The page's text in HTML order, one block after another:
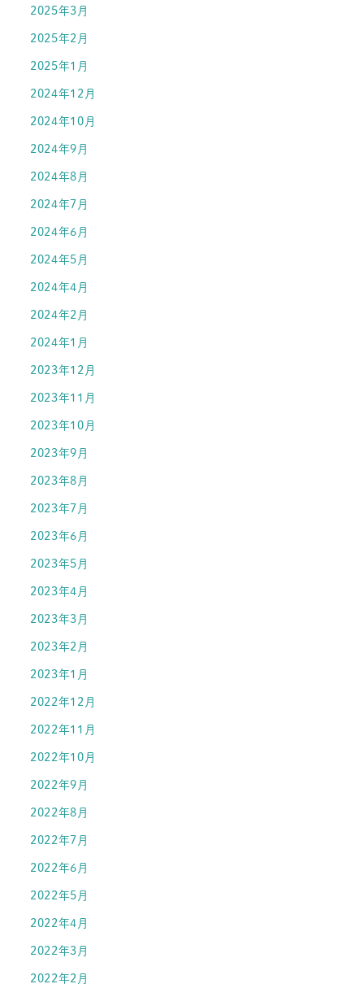
2025年3月
2025年2月
2025年1月
2024年12月
2024年10月
2024年9月
2024年8月
2024年7月
2024年6月
2024年5月
2024年4月
2024年2月
2024年1月
2023年12月
2023年11月
2023年10月
2023年9月
2023年8月
2023年7月
2023年6月
2023年5月
2023年4月
2023年3月
2023年2月
2023年1月
2022年12月
2022年11月
2022年10月
2022年9月
2022年8月
2022年7月
2022年6月
2022年5月
2022年4月
2022年3月
2022年2月